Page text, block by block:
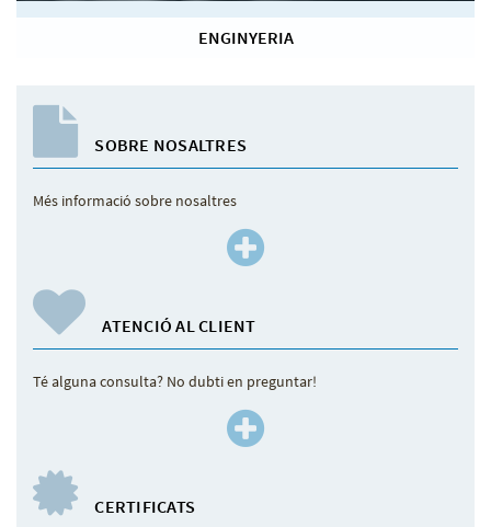
ENGINYERIA
SOBRE NOSALTRES
Més informació sobre nosaltres
ATENCIÓ AL CLIENT
Té alguna consulta? No dubti en preguntar!
CERTIFICATS